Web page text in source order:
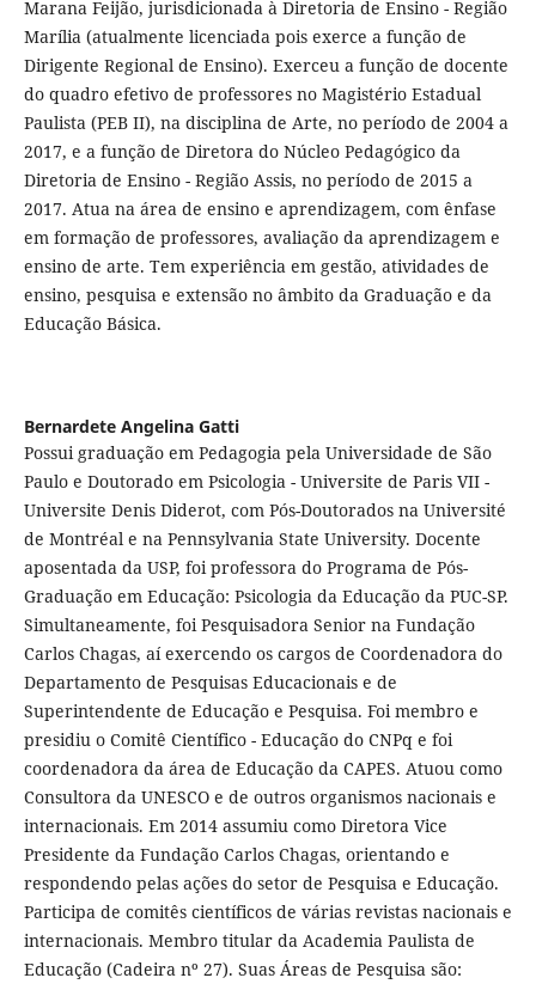
Marana Feijão, jurisdicionada à Diretoria de Ensino - Região
Marília (atualmente licenciada pois exerce a função de
Dirigente Regional de Ensino). Exerceu a função de docente
do quadro efetivo de professores no Magistério Estadual
Paulista (PEB II), na disciplina de Arte, no período de 2004 a
2017, e a função de Diretora do Núcleo Pedagógico da
Diretoria de Ensino - Região Assis, no período de 2015 a
2017. Atua na área de ensino e aprendizagem, com ênfase
em formação de professores, avaliação da aprendizagem e
ensino de arte. Tem experiência em gestão, atividades de
ensino, pesquisa e extensão no âmbito da Graduação e da
Educação Básica.
Bernardete Angelina Gatti
Possui graduação em Pedagogia pela Universidade de São
Paulo e Doutorado em Psicologia - Universite de Paris VII -
Universite Denis Diderot, com Pós-Doutorados na Université
de Montréal e na Pennsylvania State University. Docente
aposentada da USP, foi professora do Programa de Pós-
Graduação em Educação: Psicologia da Educação da PUC-SP.
Simultaneamente, foi Pesquisadora Senior na Fundação
Carlos Chagas, aí exercendo os cargos de Coordenadora do
Departamento de Pesquisas Educacionais e de
Superintendente de Educação e Pesquisa. Foi membro e
presidiu o Comitê Científico - Educação do CNPq e foi
coordenadora da área de Educação da CAPES. Atuou como
Consultora da UNESCO e de outros organismos nacionais e
internacionais. Em 2014 assumiu como Diretora Vice
Presidente da Fundação Carlos Chagas, orientando e
respondendo pelas ações do setor de Pesquisa e Educação.
Participa de comitês científicos de várias revistas nacionais e
internacionais. Membro titular da Academia Paulista de
Educação (Cadeira nº 27). Suas Áreas de Pesquisa são: